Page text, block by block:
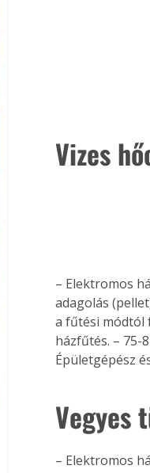
Virágoskert:
teraszon,
Vizes
– Elektromos
adagolás
a fűtési módtól
házfűtés. – 75-
Épületgépész
Vegyes
– Elektromos